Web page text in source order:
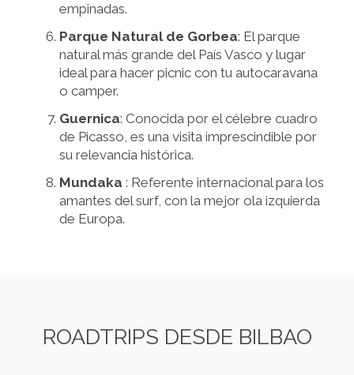
empinadas.
Parque Natural de Gorbea: El parque
natural más grande del País Vasco y lugar
ideal para hacer picnic con tu autocaravana
o camper.
Guernica: Conocida por el célebre cuadro
de Picasso, es una visita imprescindible por
su relevancia histórica.
Mundaka : Referente internacional para los
amantes del surf, con la mejor ola izquierda
de Europa.
ROADTRIPS DESDE BILBAO